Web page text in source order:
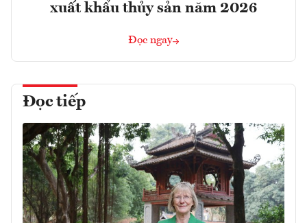
xuất khẩu thủy sản năm 2026
Đọc ngay
Đọc tiếp